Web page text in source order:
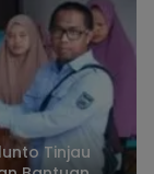
Tinjau